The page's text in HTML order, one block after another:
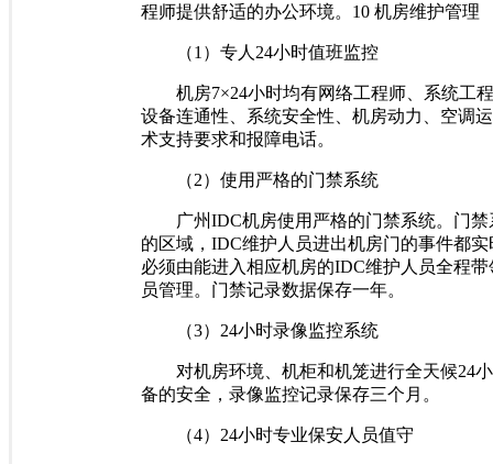
程师提供舒适的办公环境。10 机房维护管理
（1）专人24小时值班监控
机房7×24小时均有网络工程师、系统工
设备连通性、系统安全性、机房动力、空调
术支持要求和报障电话。
（2）使用严格的门禁系统
广州IDC机房使用严格的门禁系统。门禁
的区域，IDC维护人员进出机房门的事件都
必须由能进入相应机房的IDC维护人员全程
员管理。门禁记录数据保存一年。
（3）24小时录像监控系统
对机房环境、机柜和机笼进行全天候24小
备的安全，录像监控记录保存三个月。
（4）24小时专业保安人员值守